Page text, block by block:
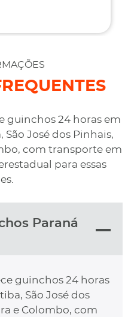
próximo, sem
vontade.
guinchos 24 horas em
José dos Pinhais,
com transporte em
para essas
Paraná
guinchos 24 horas
São José dos
e Colombo, com